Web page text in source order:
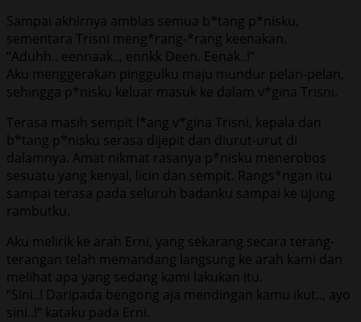
Sampai akhirnya amblas semua b*tang p*nisku,
sementara Trisni meng*rang-*rang keenakan.
“Aduhh.. eennaak.., ennkk Deen. Eenak..!”
Aku menggerakan pinggulku maju mundur pelan-pelan,
sehingga p*nisku keluar masuk ke dalam v*gina Trisni.
Terasa masih sempit l*ang v*gina Trisni, kepala dan
b*tang p*nisku serasa dijepit dan diurut-urut di
dalamnya. Amat nikmat rasanya p*nisku menerobos
sesuatu yang kenyal, licin dan sempit. Rangs*ngan itu
sampai terasa pada seluruh badanku sampai ke ujung
rambutku.
Aku melirik ke arah Erni, yang sekarang secara terang-
terangan telah memandang langsung ke arah kami dan
melihat apa yang sedang kami lakukan itu.
“Sini..! Daripada bengong aja mendingan kamu ikut.., ayo
sini..!” kataku pada Erni.